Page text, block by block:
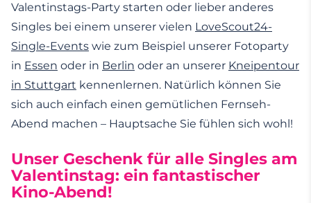
Valentinstags-Party starten oder lieber anderes
Singles bei einem unserer vielen LoveScout24-
Single-Events wie zum Beispiel unserer Fotoparty
in Essen oder in Berlin oder an unserer Kneipentour
in Stuttgart kennenlernen. Natürlich können Sie
sich auch einfach einen gemütlichen Fernseh-
Abend machen – Hauptsache Sie fühlen sich wohl!
Unser Geschenk für alle Singles am
Valentinstag: ein fantastischer
Kino-Abend!